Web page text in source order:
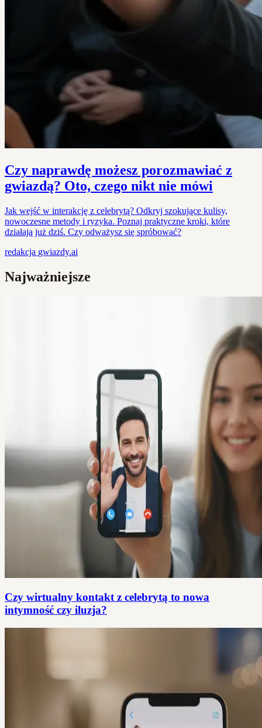
Czy naprawdę możesz porozmawiać z
gwiazdą? Oto, czego nikt nie mówi
Jak wejść w interakcję z celebrytą? Odkryj szokujące kulisy,
nowoczesne metody i ryzyka. Poznaj praktyczne kroki, które
działają już dziś. Czy odważysz się spróbować?
redakcja gwiazdy.ai
Najważniejsze
Czy wirtualny kontakt z celebrytą to nowa
intymność czy iluzja?